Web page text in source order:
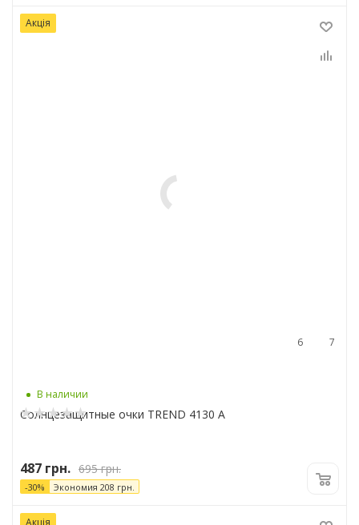
Акція
7
6
В наличии
Солнцезащитные очки TREND 4130 A
487 грн. 695грн.
-30% Экономия 208 грн.
Акція